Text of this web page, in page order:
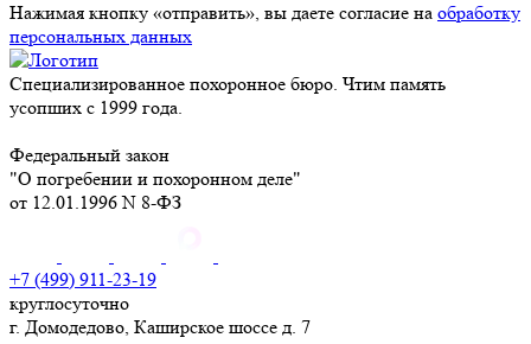
Нажимая кнопку «отправить», вы даете согласие на обработку
персональных данных
Специализированное похоронное бюро. Чтим память
усопших с 1999 года.
Федеральный закон
"О погребении и похоронном деле"
от 12.01.1996 N 8-ФЗ
+7 (499) 911-23-19
круглосуточно
г. Домодедово, Каширское шоссе д. 7